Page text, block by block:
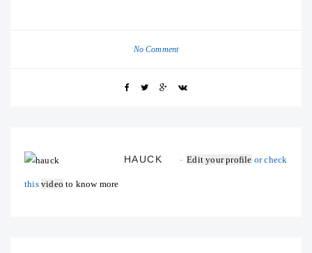
No Comment
HAUCK Edit your profile or check
this video to know more